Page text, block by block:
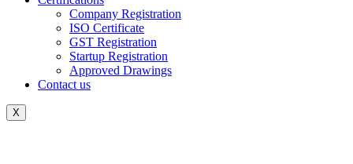
Company Registration
ISO Certificate
GST Registration
Startup Registration
Approved Drawings
Contact us
X